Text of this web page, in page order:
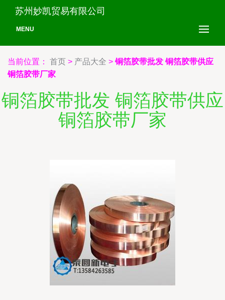
苏州妙凯贸易有限公司
MENU
当前位置： 首页 > 产品大全 > 铜箔胶带批发 铜箔胶带供应
铜箔胶带厂家
铜箔胶带批发 铜箔胶带供应
铜箔胶带厂家